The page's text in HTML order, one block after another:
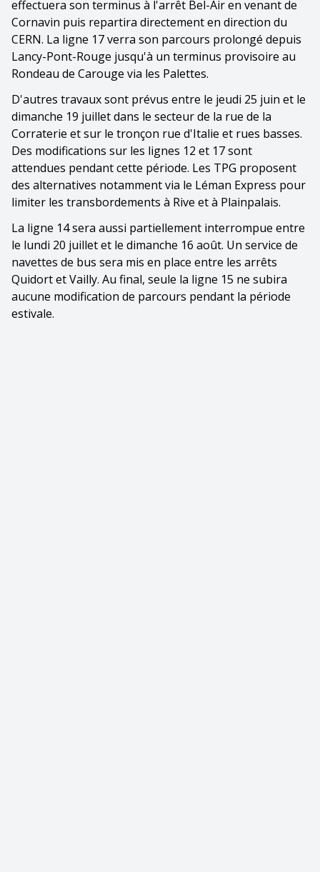
effectuera son terminus à l'arrêt Bel-Air en venant de
Cornavin puis repartira directement en direction du
CERN. La ligne 17 verra son parcours prolongé depuis
Lancy-Pont-Rouge jusqu'à un terminus provisoire au
Rondeau de Carouge via les Palettes.
D'autres travaux sont prévus entre le jeudi 25 juin et le
dimanche 19 juillet dans le secteur de la rue de la
Corraterie et sur le tronçon rue d'Italie et rues basses.
Des modifications sur les lignes 12 et 17 sont
attendues pendant cette période. Les TPG proposent
des alternatives notamment via le Léman Express pour
limiter les transbordements à Rive et à Plainpalais.
La ligne 14 sera aussi partiellement interrompue entre
le lundi 20 juillet et le dimanche 16 août. Un service de
navettes de bus sera mis en place entre les arrêts
Quidort et Vailly. Au final, seule la ligne 15 ne subira
aucune modification de parcours pendant la période
estivale.